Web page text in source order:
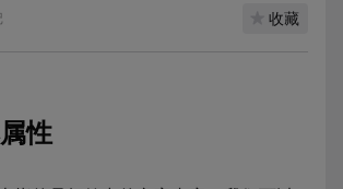
收藏
性